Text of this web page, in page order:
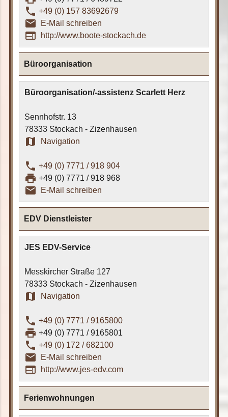
phone +49 (0) 157 83692679
email_outline
E-Mail schreiben
web http://www.boote-stockach.de
Büroorganisation
Büroorganisation/-assistenz Scarlett Herz
Sennhofstr. 13
78333 Stockach - Zizenhausen
map Navigation
phone +49 (0) 7771 / 918 904
print +49 (0) 7771 / 918 968
email_outline
E-Mail schreiben
EDV Dienstleister
JES EDV-Service
Messkircher Straße 127
78333 Stockach - Zizenhausen
map Navigation
phone +49 (0) 7771 / 9165800
print +49 (0) 7771 / 9165801
phone +49 (0) 172 / 682100
email_outline
E-Mail schreiben
web http://www.jes-edv.com
Ferienwohnungen